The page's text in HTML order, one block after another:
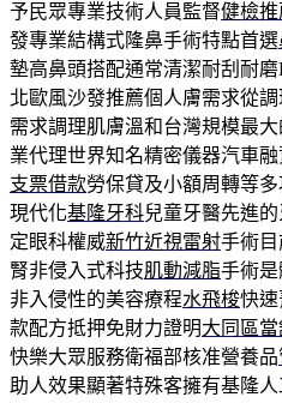
予民眾專業技術人員監督健檢推
發專業結構式隆鼻手術特點首選
墊高鼻頭搭配通常清潔耐刮耐
北歐風沙發推薦個人膚需求從
需求調理肌膚溫和台灣規模最
業代理世界知名精密儀器汽車
支票借款勞保貸及小額周轉等
現代化基隆牙科兒童牙醫先進
定眼科權威新竹近視雷射手術
腎非侵入式科技肌動減脂手術
非入侵性的美容療程水飛梭快
款配方抵押免財力證明大同區當
快樂大眾服務衛福部核准營養品
助人效果顯著特殊客擁有基隆